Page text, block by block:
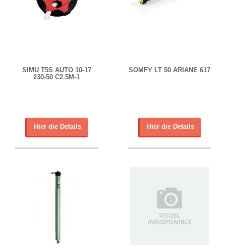
SIMU T5S AUTO 10-17
230-50 C2.5M-1
Hier die Details
SOMFY LT 50 ARIANE 617
Hier die Details